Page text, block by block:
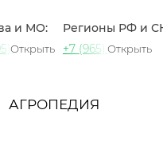
и МО:
721-60-15
Открыть
Регионы РФ и
+7 (965) 420-10-10
Открыть
АГРОПЕДИЯ